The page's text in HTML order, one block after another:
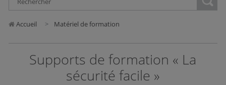
Accueil Matériel de formation
Supports de formation « La
sécurité facile »